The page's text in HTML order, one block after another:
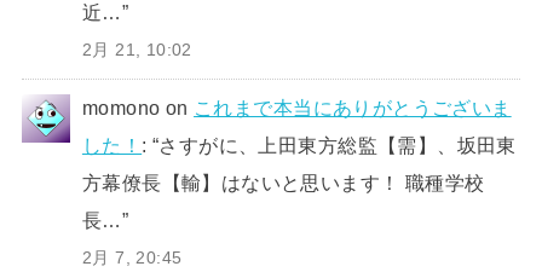
近…”
2月 21, 10:02
momono on これまで本当にありがとうございま
した！ : “さすがに、上田東方総監【需】、坂田東
方幕僚長【輸】はないと思います！ 職種学校
長…”
2月 7, 20:45